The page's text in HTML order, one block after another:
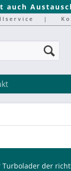
auch
|
der